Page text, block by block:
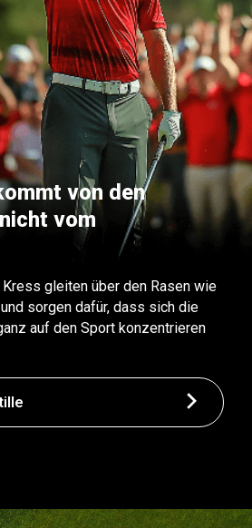
von den
vom
gleiten über den Rasen wie
sorgen dafür, dass sich die
auf den Sport konzentrieren